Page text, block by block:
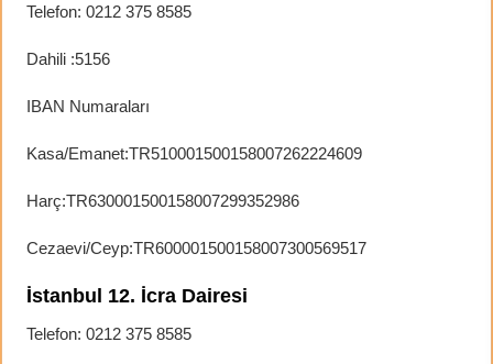
Telefon: 0212 375 8585
Dahili :5156
IBAN Numaraları
Kasa/Emanet:TR510001500158007262224609
Harç:TR630001500158007299352986
Cezaevi/Ceyp:TR600001500158007300569517
İstanbul 12. İcra Dairesi
Telefon: 0212 375 8585